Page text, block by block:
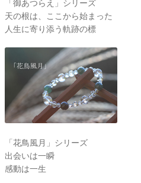
「御あつらえ」シリーズ
天の根は、ここから始まった
人生に寄り添う軌跡の標
「花鳥風月」シリーズ
出会いは一瞬
感動は一生